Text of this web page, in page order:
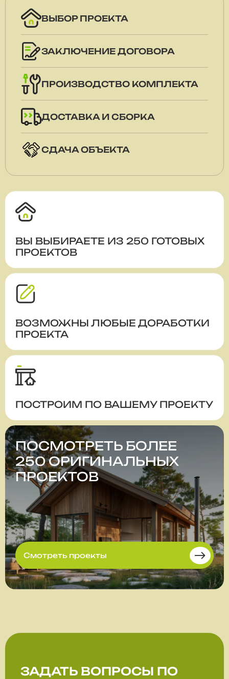
ВЫ ВЫБИРАЕТЕ ИЗ 250 ГОТОВЫХ
ПРОЕКТОВ
ВОЗМОЖНЫ ЛЮБЫЕ ДОРАБОТКИ
ПРОЕКТА
ПОСТРОИМ ПО ВАШЕМУ ПРОЕКТУ
ПОСМОТРЕТЬ БОЛЕЕ
250 ОРИГИНАЛЬНЫХ
ПРОЕКТОВ
Смотреть проекты
ВЫБОР ПРОЕКТА
ЗАКЛЮЧЕНИЕ ДОГОВОРА
ПРОИЗВОДСТВО КОМПЛЕКТА
ДОСТАВКА И СБОРКА
СДАЧА ОБЪЕКТА
ЗАДАТЬ ВОПРОСЫ ПО